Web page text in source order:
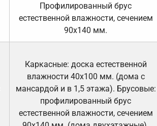
Профилированный брус
естественной влажности, сечением
90х140 мм.
Каркасные: доска естественной
влажности 40х100 мм. (дома с
мансардой и в 1,5 этажа). Брусовые:
профилированный брус
естественной влажности, сечением